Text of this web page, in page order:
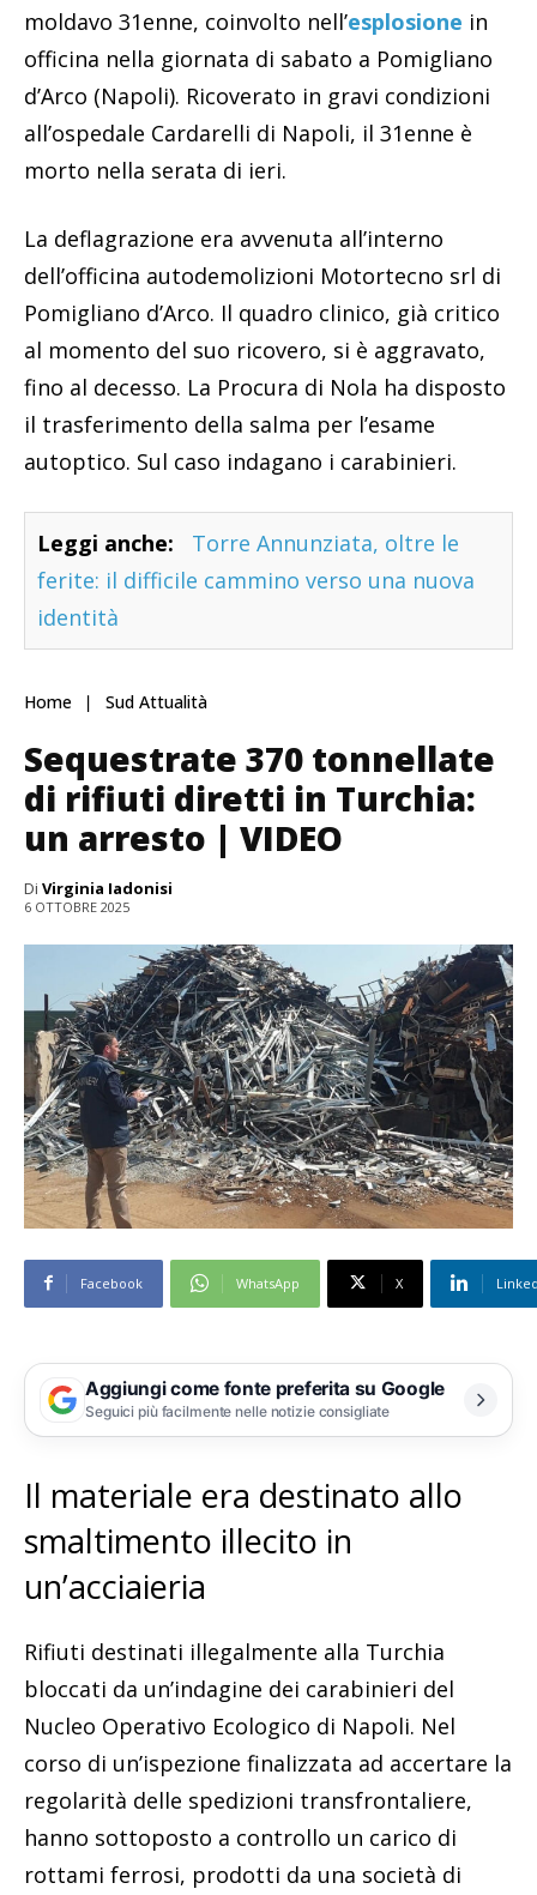
moldavo 31enne, coinvolto nell’esplosione in
officina nella giornata di sabato a Pomigliano
d’Arco (Napoli). Ricoverato in gravi condizioni
all’ospedale Cardarelli di Napoli, il 31enne è
morto nella serata di ieri.
La deflagrazione era avvenuta all’interno
dell’officina autodemolizioni Motortecno srl di
Pomigliano d’Arco. Il quadro clinico, già critico
al momento del suo ricovero, si è aggravato,
fino al decesso. La Procura di Nola ha disposto
il trasferimento della salma per l’esame
autoptico. Sul caso indagano i carabinieri.
Leggi anche:
Torre Annunziata, oltre le
ferite: il difficile cammino verso una nuova
identità
Home Sud Attualità
Sequestrate 370 tonnellate
di rifiuti diretti in Turchia:
un arresto | VIDEO
Di Virginia Iadonisi
6 OTTOBRE 2025
Facebook WhatsApp X
Aggiungi come fonte preferita su Google
Seguici più facilmente nelle notizie consigliate
Il materiale era destinato allo
smaltimento illecito in
un’acciaieria
Rifiuti destinati illegalmente alla Turchia
bloccati da un’indagine dei carabinieri del
Nucleo Operativo Ecologico di Napoli. Nel
corso di un’ispezione finalizzata ad accertare la
regolarità delle spedizioni transfrontaliere,
hanno sottoposto a controllo un carico di
rottami ferrosi, prodotti da una società di